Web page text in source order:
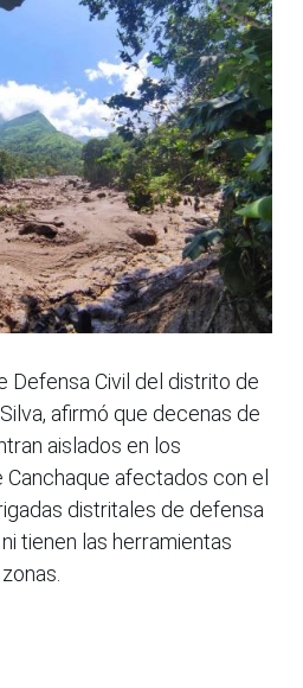
Defensa Civil del distrito de
afirmó que decenas de
aislados en los
afectados con el
distritales de defensa
tienen las herramientas